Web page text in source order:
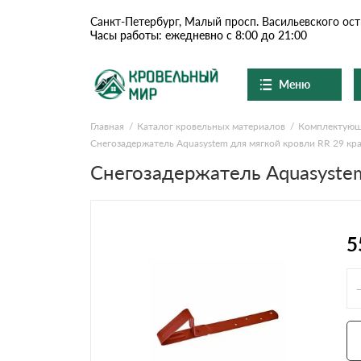
Санкт-Петербург, Малый просп. Васильевского
Часы работы: ежедневно с 8:00 до 21:00
Меню
О компании
Доставка и оплата
Документы
Ондулин и шифер
Цементно-песчаная
Ондулин
Главная Каталог кровельных материалов
Снегозадержатель Aquasystem для мягкой кровли RR 29
Снегозадержатель
-